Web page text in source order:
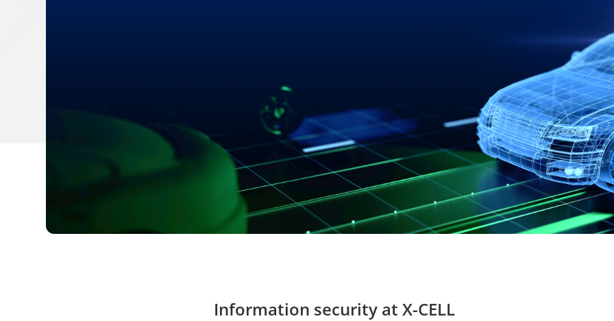
Wird verwendet, um Spam zu erkennen und die Sicherheit der Webseite zu verbessern.
Speichert den Zustimmungsstatus des Benutzers für Cookies auf der aktuellen Domäne.
Cookiebot Speichert den Zustimmungsstatus des Benutzers für Cookies auf der aktuellen Domäne.
Behält die Zustände des Benutzers bei allen Seitenanfragen bei.
Information security at X-CELL